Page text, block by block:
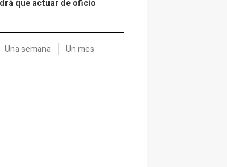
que actuar de oficio
Una semana Un mes